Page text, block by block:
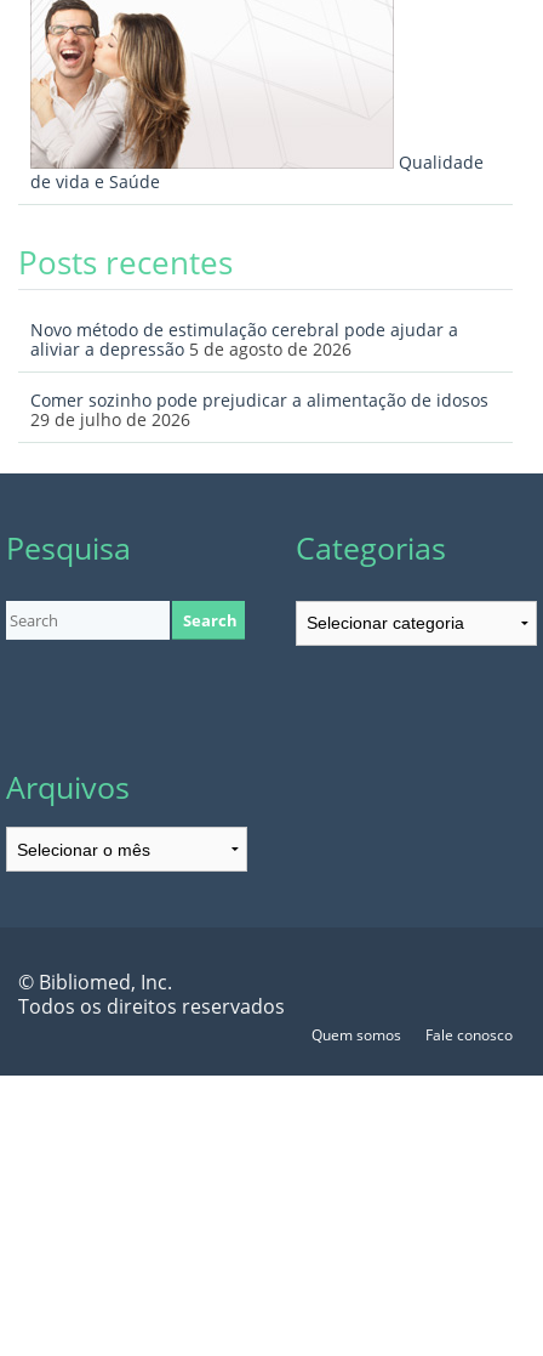
Qualidade
de vida e Saúde
Posts recentes
Novo método de estimulação cerebral pode ajudar a
aliviar a depressão 5 de agosto de 2026
Comer sozinho pode prejudicar a alimentação de idosos
29 de julho de 2026
Pesquisa Categorias
Categorias
Arquivos
Arquivos
© Bibliomed, Inc.
Todos os direitos reservados
Quem somos Fale conosco